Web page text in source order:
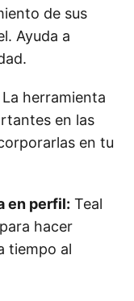
de sus
Ayuda a
La herramienta
en las
en tu
en perfil: Teal
hacer
tiempo al